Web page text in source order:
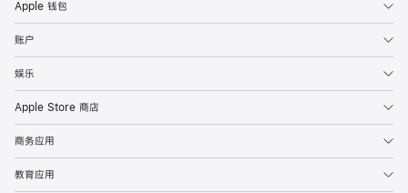
Apple 钱包
账户
娱乐
Apple Store 商店
商务应用
教育应用